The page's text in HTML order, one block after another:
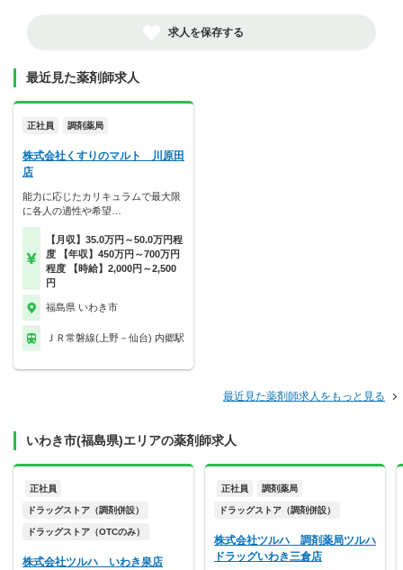
求人を保存する
最近見た薬剤師求人
正社員 調剤薬局
株式会社くすりのマルト 川原田
店
能力に応じたカリキュラムで最大限
に各人の適性や希望…
【月収】35.0万円～50.0万円程
度 【年収】450万円～700万円
程度 【時給】2,000円～2,500
円
福島県 いわき市
ＪＲ常磐線(上野－仙台) 内郷駅
最近見た薬剤師求人をもっと見る
いわき市(福島県)エリアの薬剤師求人
正社員
ドラッグストア（調剤併設）
ドラッグストア（OTCのみ）
株式会社ツルハ いわき泉店
正社員 調剤薬局
ドラッグストア（調剤併設）
株式会社ツルハ 調剤薬局ツルハ
ドラッグいわき三倉店